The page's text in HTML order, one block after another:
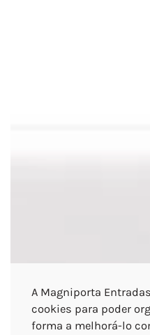
A Magniporta
cookies para poder
forma a melhorá-lo